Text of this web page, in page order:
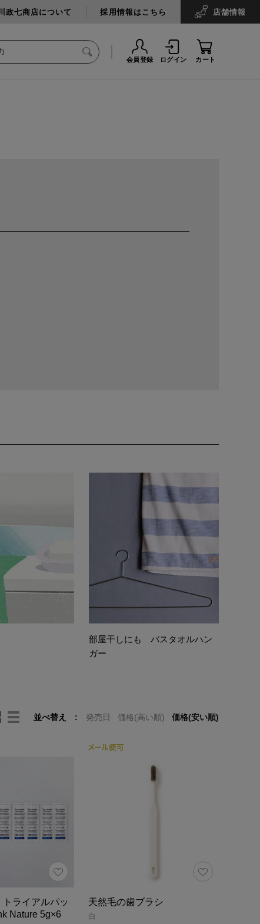
政七商店について 採用情報はこちら 店舗情報
会員登録 ログイン カート
部屋干しにも バスタオルハン
ガー
並べ替え 発売日 価格(高い順) 価格(安い順)
ライアルパッ
Nature 5g×6
天然毛の歯ブラシ
白